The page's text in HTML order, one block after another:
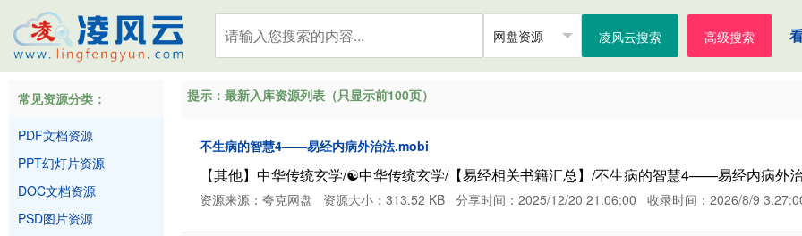
凌风云搜索 高级搜索
常见资源分类：
PDF文档资源
PPT幻灯片资源
DOC文档资源
PSD图片资源
提示：最新入库资源列表（只显示前100页）
不生病的智慧4——易经内病外治法.mobi
【其他】中华传统玄学/☯️中华传统玄学/【易经相关书籍汇总】/不生病的智慧4——易经内病外
资源来源：夸克网盘 资源大小：313.52 KB 分享时间：2025/12/20 21:06:00 收录时间：2026/8/9